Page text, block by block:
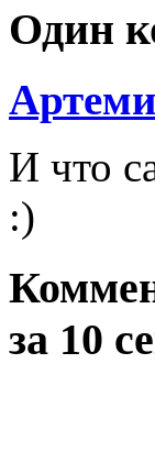
Один
И что
:)
за 10